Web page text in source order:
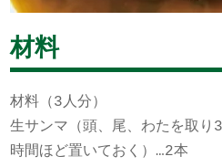
材料
材料（3人分）
生サンマ（頭、尾、わたを取り
時間ほど置いておく）…2本